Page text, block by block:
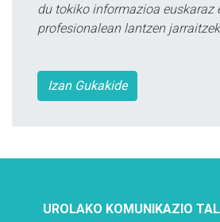
du tokiko informazioa euskaraz
profesionalean lantzen
Izan Gukakide
UROLAKO KOMUNIKAZIO